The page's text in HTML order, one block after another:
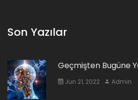
Son Yazılar
Geçmişten Bugüne
Jun 21, 2022 Admin